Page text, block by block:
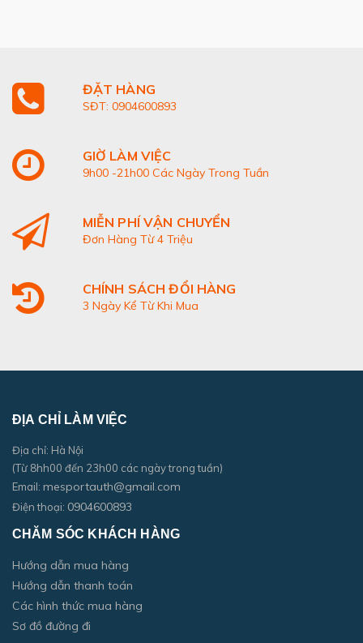
ĐẶT HÀNG
SĐT: 0904600893
GIỜ LÀM VIỆC
9h00 -21h00 Các Ngày Trong Tuần
MIỄN PHÍ VẬN CHUYỂN
Đơn Hàng Từ 4 Triệu
CHÍNH SÁCH ĐỔI HÀNG
3 Ngày Kể Từ Khi Mua
ĐỊA CHỈ LÀM VIỆC
Địa chỉ: Hà Nội
(Từ 8hh00 đến 23h00 các ngày trong tuần)
Email: mesportauth@gmail.com
Điện thoại: 0904600893
CHĂM SÓC KHÁCH HÀNG
Hướng dẫn mua hàng
Hướng dẫn thanh toán
Các hình thức mua hàng
Sơ đồ đường đi